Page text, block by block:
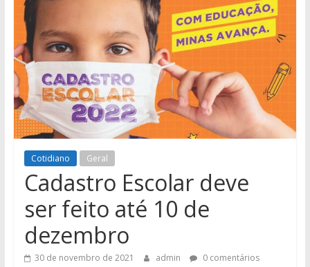
Região
Cotidiano Geral
​Cadastro Escolar deve
ser feito até 10 de
dezembro
30 de novembro de 2021 admin 0 comentários